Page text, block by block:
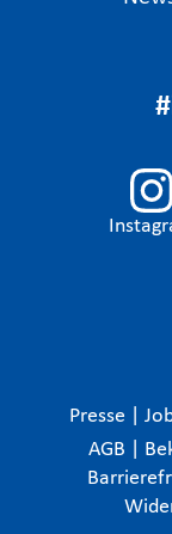
Presse
AGB